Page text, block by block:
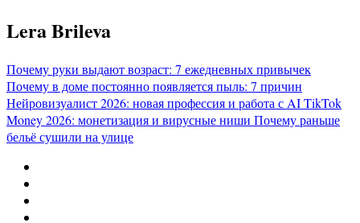
Перейти
к
Lera Brileva
Почему руки выдают возраст: 7 ежедневных привычек
Почему в доме постоянно появляется пыль: 7 причин
Нейровизуалист 2026: новая профессия и работа с AITikTok
Money 2026: монетизация и вирусные ниши Почему раньше
бельё сушили на улице